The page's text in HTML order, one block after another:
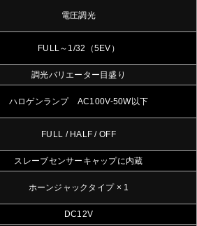
電圧調光
FULL～1/32（5EV）
調光バリエーター目盛り
ハロゲンランプ AC100V-50W以下
FULL / HALF / OFF
スレーブセンサーキャップに内蔵
ホーンジャックタイプ × 1
DC12V